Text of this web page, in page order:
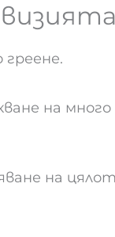
на много
на